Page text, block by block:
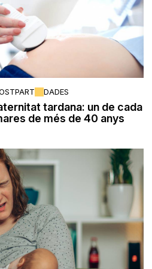
DADES
tardana: un de cada
de més de 40 anys